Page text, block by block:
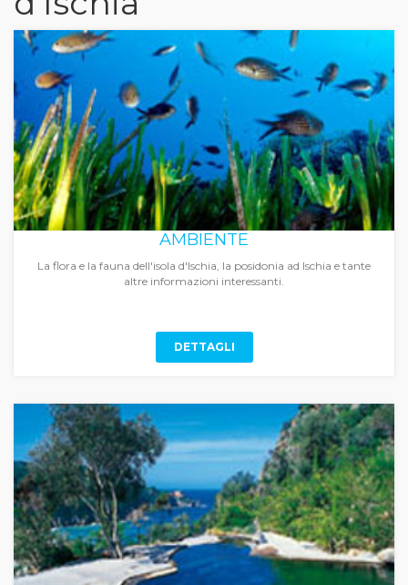
AMBIENTE
La flora e la fauna dell'isola d'Ischia, la posidonia ad Ischia e tante
altre informazioni interessanti.
DETTAGLI